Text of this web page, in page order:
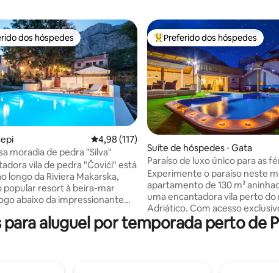
de 5, 36 avaliações
melhores preferidos dos hóspedes
dos hóspedes
4,98 de uma avaliação média de 5, 117
4,98 (117)
moradia de pedra "Silva"
vila de pedra "Čovići" está
longo da Riviera Makarska,
popular resort à beira-mar
abaixo da impressionante
para 10 pessoas. Na "parte
aqui estão três andares
Entre os melhores preferidos
Preferido dos hóspedes
Suíte de hóspedes ⋅ Gata
Paraíso de luxo único para as
seus sonhos
Experimente o paraíso neste
apartamento de 130 m²
uma encantadora vila perto do
Adriático. Com acesso
variedade de comodidades
incluindo uma sala de
aluguel por temporada perto de